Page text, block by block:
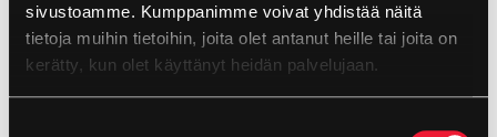
sivustoamme. Kumppanimme voivat yhdistää näitä
tietoja muihin tietoihin, joita olet antanut heille tai joita on
kerätty, kun olet käyttänyt heidän palvelujaan.
Kuorimaiset tuotteet
Lue lisää puhallusmuovauksesta